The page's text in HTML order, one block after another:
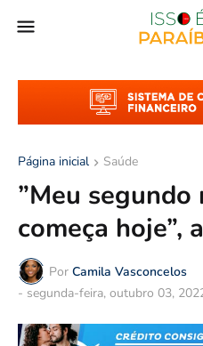
Página inicial Saúde
”Meu segundo
começa hoje”,
Por Camila Vasconcelos
- segunda-feira, outubro 03,